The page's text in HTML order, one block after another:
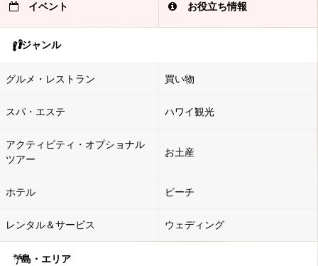
イベント お役立ち情報
ジャンル
グルメ・レストラン 買い物
スパ・エステ ハワイ観光
アクティビティ・オプショナル
ツアー
お土産
ホテル ビーチ
レンタル＆サービス ウェディング
島・エリア